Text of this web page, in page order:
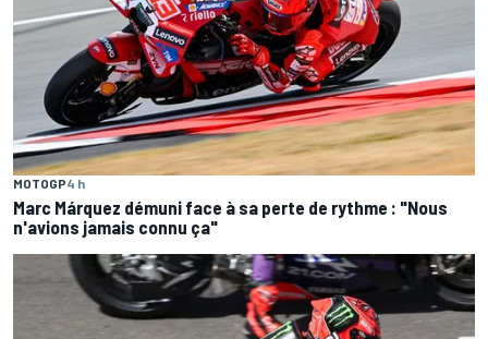
MOTOGP4 h
Marc Márquez démuni face à sa perte de rythme : "Nous
n'avions jamais connu ça"